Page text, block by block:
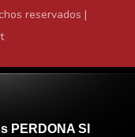
reservados |
Protección de Datos